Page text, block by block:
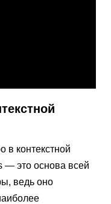
в контекстной
— это основа всей
ведь оно